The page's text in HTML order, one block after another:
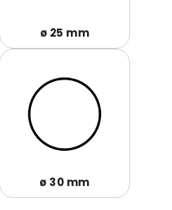
ø 25 mm
ø 30 mm